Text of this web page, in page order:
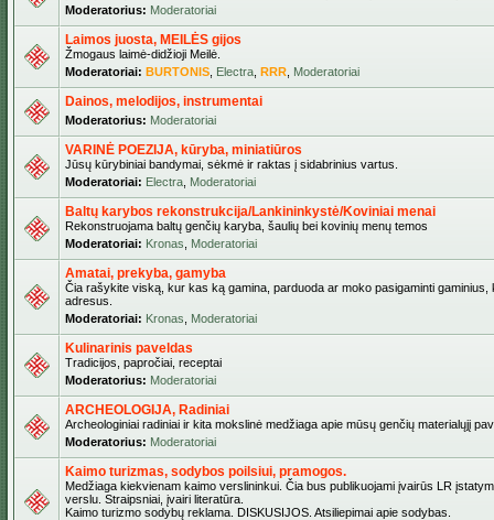
Moderatorius: Moderatoriai
Laimos juosta, MEILĖS gijos
Žmogaus laimė-didžioji Meilė.
Moderatoriai: BURTONIS Electra RRR Moderatoriai
Dainos, melodijos, instrumentai
Moderatorius: Moderatoriai
VARINĖ POEZIJA, kūryba, miniatiūros
Jūsų kūrybiniai bandymai, sėkmė ir raktas į sidabrinius vartus.
Moderatoriai: Electra Moderatoriai
Baltų karybos rekonstrukcija/Lankininkystė/Koviniai menai
Rekonstruojama baltų genčių karyba, šaulių bei kovinių menų temos
Moderatoriai: Kronas Moderatoriai
Amatai, prekyba, gamyba
Čia rašykite viską, kur kas ką gamina, parduoda ar moko pasigaminti
adresus.
Moderatoriai: Kronas Moderatoriai
Kulinarinis paveldas
Tradicijos, papročiai, receptai
Moderatorius: Moderatoriai
ARCHEOLOGIJA, Radiniai
Archeologiniai radiniai ir kita mokslinė medžiaga apie mūsų genčių materialųjį
Moderatorius: Moderatoriai
Kaimo turizmas, sodybos poilsiui, pramogos.
Medžiaga kiekvienam kaimo verslininkui. Čia bus publikuojami įvairūs LR
verslu. Straipsniai, įvairi literatūra.
Kaimo turizmo sodybų reklama. DISKUSIJOS. Atsiliepimai apie sodybas.